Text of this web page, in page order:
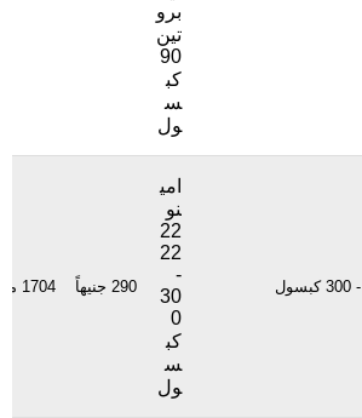
برو
تين
90
كب
س
ول
امي
نو
22
22
-
30
0
كب
س
ول
290 جنيهاً 1704 مشاهدة